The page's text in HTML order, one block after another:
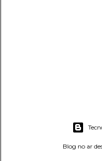
Blog no ar